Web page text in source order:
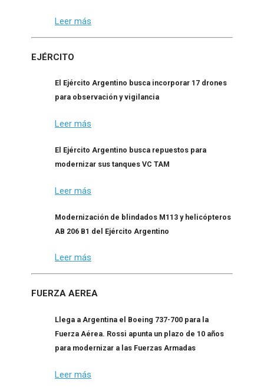
Leer más
EJÉRCITO
El Ejército Argentino busca incorporar 17 drones
para observación y vigilancia
Leer más
El Ejército Argentino busca repuestos para
modernizar sus tanques VC TAM
Leer más
Modernización de blindados M113 y helicópteros
AB 206 B1 del Ejército Argentino
Leer más
FUERZA AEREA
Llega a Argentina el Boeing 737-700 para la
Fuerza Aérea. Rossi apunta un plazo de 10 años
para modernizar a las Fuerzas Armadas
Leer más